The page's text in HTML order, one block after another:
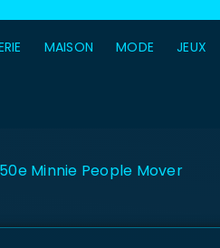
MAISON MODE JEUX
Minnie People Mover